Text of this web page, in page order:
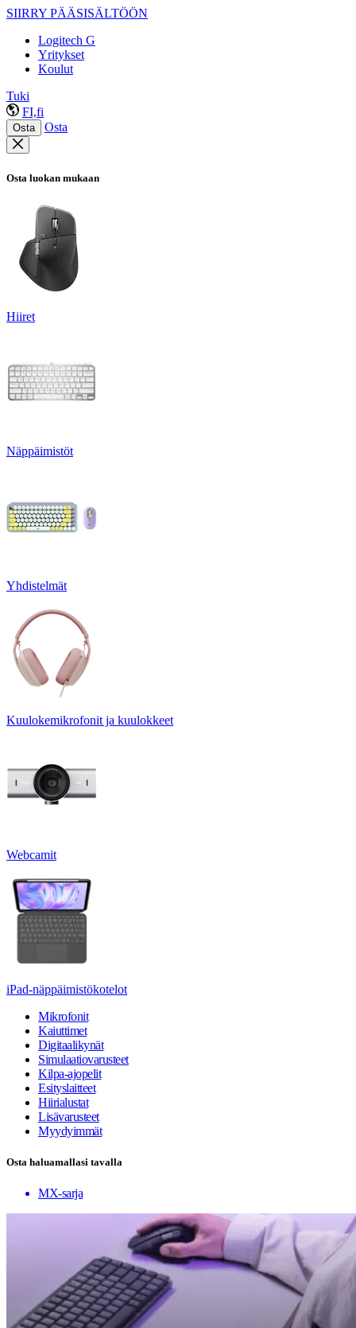
SIIRRY PÄÄSISÄLTÖÖN
Logitech G
Yritykset
Koulut
Tuki
FI,fi
Osta Osta
Osta luokan mukaan
Hiiret
Näppäimistöt
Yhdistelmät
Kuulokemikrofonit ja kuulokkeet
Webcamit
iPad-näppäimistökotelot
Mikrofonit
Kaiuttimet
Digitaalikynät
Simulaatiovarusteet
Kilpa-ajopelit
Esityslaitteet
Hiirialustat
Lisävarusteet
Myydyimmät
Osta haluamallasi tavalla
MX-sarja